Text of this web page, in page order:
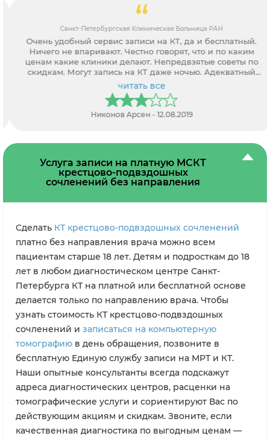
Санкт-Петербургская Клиническая Больница РАН
Очень удобный сервис записи на КТ, да и бесплатный.
Ничего не впаривают. Честно говорят, что и по каким
ценам какие клиники делают. Непредвзятые советы по
скидкам. Могут запись на КТ даже ночью. Адекватный
персонал.
читать все
Никонов Арсен - 12.08.2019
Услуга записи на платную МСКТ
крестцово-подвздошных
сочленений без направления
Сделать КТ крестцово-подвздошных сочленений
платно без направления врача можно всем
пациентам старше 18 лет. Детям и подросткам до 18
лет в любом диагностическом центре Санкт-
Петербурга КТ на платной или бесплатной основе
делается только по направлению врача. Чтобы
узнать стоимость КТ крестцово-подвздошных
сочленений и записаться на компьютерную
томографию в день обращения, позвоните в
бесплатную Единую службу записи на МРТ и КТ.
Наши опытные консультанты всегда подскажут
адреса диагностических центров, расценки на
томографические услуги и сориентируют Вас по
действующим акциям и скидкам. Звоните, если
качественная диагностика по выгодным ценам —